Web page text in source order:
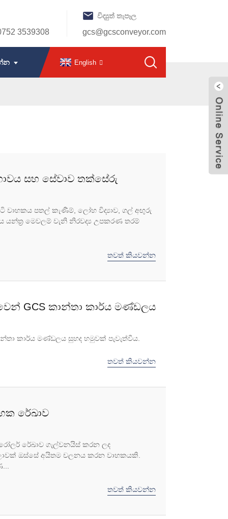
3539308
විද්‍යුත් තැපෑල
gcs@gcsconveyor.com
English
සහ සේවාව තක්සේරු
වාහකය පතල් කැණීම්, ලෝහ විද්‍යාව, ගල් අඟුරු
යන්ත්‍ර මෙවලම් වැනි නිරවද්‍ය උපකරණ තරම්
තවත් කියවන්න
GCS කාන්තා කාර්ය මණ්ඩලය
කාර්ය මණ්ඩලය සුහද හමුවක් පැවැත්වීය.
තවත් කියවන්න
රේඛාව
රේඛාව ගැල්වනයිස් කරන ලද
ඔස්සේ අයිතම චලනය කරන වාහකයකි.
තවත් කියවන්න